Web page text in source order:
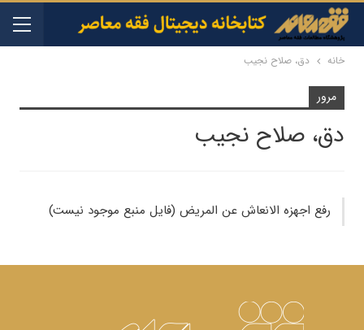
خانه دق، صلاح نجیب
مرور
دق، صلاح نجیب
رفع اجهزه الانعاش عن المريض (فایل منبع موجود نیست)